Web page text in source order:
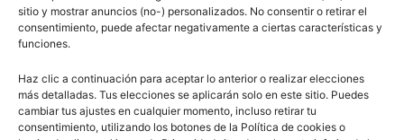
sitio y mostrar anuncios (no-) personalizados. No consentir o retirar el
consentimiento, puede afectar negativamente a ciertas características y
funciones.
Haz clic a continuación para aceptar lo anterior o realizar elecciones
más detalladas. Tus elecciones se aplicarán solo en este sitio. Puedes
cambiar tus ajustes en cualquier momento, incluso retirar tu
consentimiento, utilizando los botones de la Política de cookies o
Nuestros articulos son redactados y publicados bajo
obras derivadas de todos los contenidos disponibles en
nuestro sitio. Este sitio usa cookies de terceros. Lea más
información aquí.